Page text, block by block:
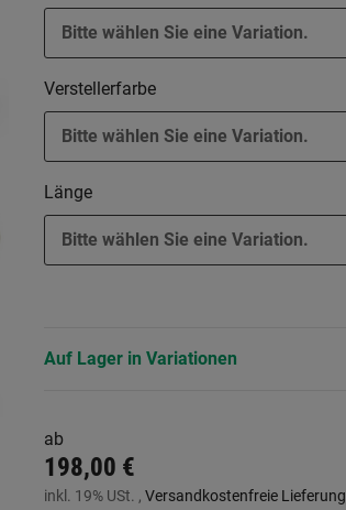
Bitte wählen Sie eine Variation.
Verstellerfarbe
Bitte wählen Sie eine Variation.
Länge
Bitte wählen Sie eine Variation.
Auf Lager in Variationen
ab
198,00 €
inkl. 19% USt. , Versandkostenfreie Lieferung